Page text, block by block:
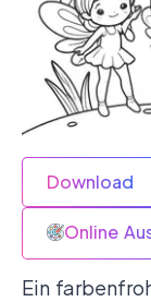
Download
Online
Ein